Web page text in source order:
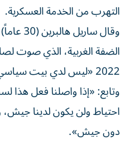
التهرب من الخدمة العسكرية.
وقال
الضفة الغربية، الذي صوت
2022 «ليس لدي بيت سياسي الآن».
وتابع: «إذا واصلنا فعل هذا
احتياط ولن يكون لدينا جيش،
دون جيش».